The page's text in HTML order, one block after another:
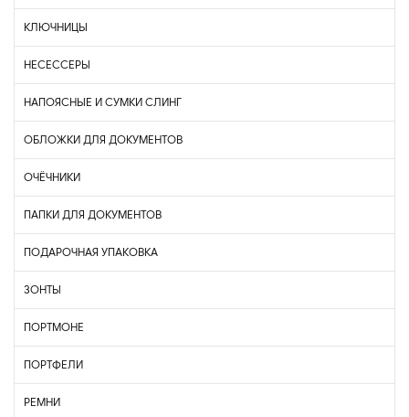
КЛЮЧНИЦЫ
НЕСЕССЕРЫ
НАПОЯСНЫЕ И СУМКИ СЛИНГ
ОБЛОЖКИ ДЛЯ ДОКУМЕНТОВ
ОЧЁЧНИКИ
ПАПКИ ДЛЯ ДОКУМЕНТОВ
ПОДАРОЧНАЯ УПАКОВКА
ЗОНТЫ
ПОРТМОНЕ
ПОРТФЕЛИ
РЕМНИ